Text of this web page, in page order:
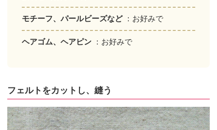
モチーフ、パールビーズなど ：お好みで
ヘアゴム、ヘアピン ：お好みで
フェルトをカットし、縫う